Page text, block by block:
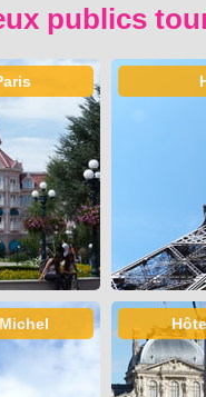
publics